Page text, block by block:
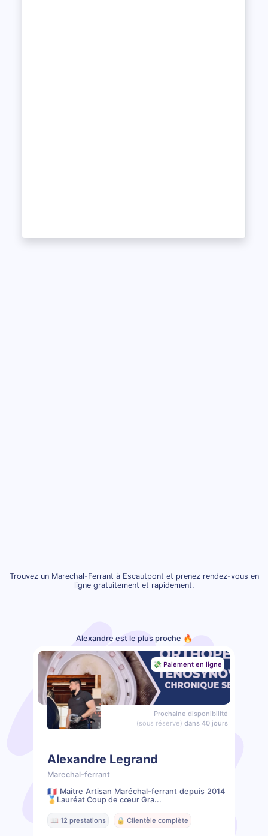
Trouvez un Marechal-Ferrant à Escautpont et prenez rendez-vous en
ligne gratuitement et rapidement.
Alexandre est le plus proche 🔥
💸 Paiement en ligne
Prochaine disponibilité
(sous réserve) dans 40 jours
Alexandre Legrand
Marechal-ferrant
🇫🇷 Maitre Artisan Maréchal-ferrant depuis 2014
🥇Lauréat Coup de cœur Gra...
📖 12 prestations 🔒 Clientèle complète